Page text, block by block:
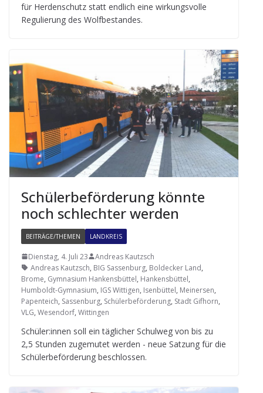
für Her­den­schutz statt end­lich eine wir­kungs­volle
Regu­lie­rung des Wolfbestandes.
Schü­ler­be­för­de­rung könnte
noch schlech­ter werden
BEITRÄGE/THEMEN LANDKREIS
Dienstag, 4. Juli 23
Andreas Kautzsch
Andreas Kautzsch, BIG Sassenburg, Boldecker Land,
Brome, Gymnasium Hankensbüttel, Hankensbüttel,
Humboldt-Gymnasium, IGS Wittigen, Isenbüttel, Meinersen,
Papenteich, Sassenburg, Schülerbeförderung, Stadt Gifhorn,
VLG, Wesendorf, Wittingen
Schüler:innen soll ein täg­li­cher Schul­weg von bis zu
2,5 Stun­den zuge­mu­tet wer­den - neue Sat­zung für die
Schü­ler­be­för­de­rung beschlossen.